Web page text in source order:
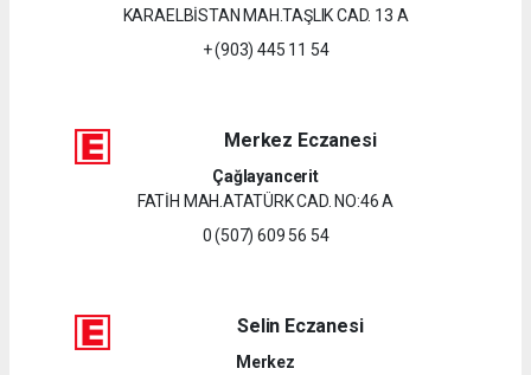
KARAELBİSTAN MAH.TAŞLIK CAD. 13 A
+ (903) 445 11 54
Merkez Eczanesi
Çağlayancerit
FATİH MAH.ATATÜRK CAD. NO:46 A
0 (507) 609 56 54
Selin Eczanesi
Merkez